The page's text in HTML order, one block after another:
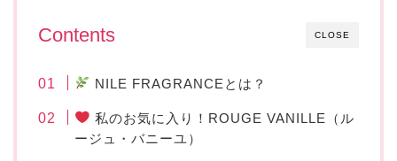
CLOSE
Contents
NILE FRAGRANCEとは？
私のお気に入り！ROUGE VANILLE（ル
ージュ・バニーユ）